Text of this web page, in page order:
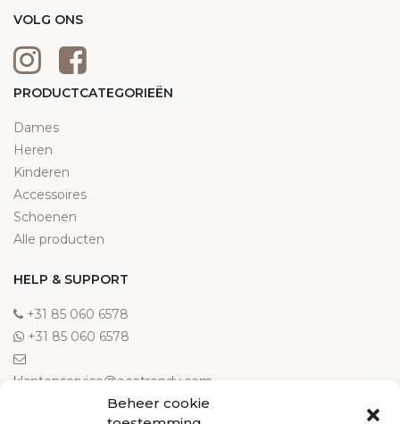
Beheer cookie
VOLG ONS
PRODUCTCATEGORIEËN
Dames
Heren
Kinderen
Accessoires
Schoenen
Alle producten
HELP & SUPPORT
‎+31 85 060 6578
‎+31 85 060 6578
klantenservice@ecotrendy.com